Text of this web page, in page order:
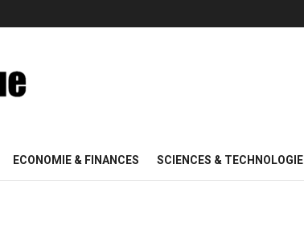
ECONOMIE & FINANCES SCIENCES & TECHNOLOGIE